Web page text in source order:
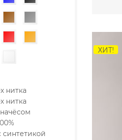
Коричневый
Красный
нитка
нитка
синтетикой
ХИТ!